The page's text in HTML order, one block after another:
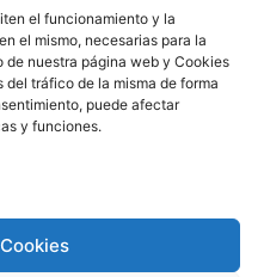
el funcionamiento y la
el mismo, necesarias para la
nuestra página web y Cookies
tráfico de la misma de forma
puede afectar
y funciones.
All Rights Reserved